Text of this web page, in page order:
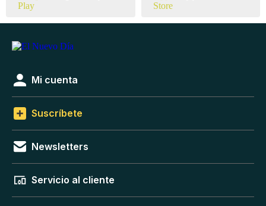
Mi cuenta
Suscríbete
Newsletters
Servicio al cliente